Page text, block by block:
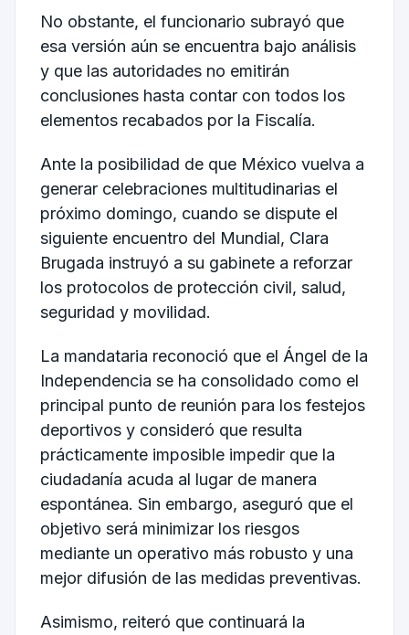
No obstante, el funcionario subrayó que
esa versión aún se encuentra bajo análisis
y que las autoridades no emitirán
conclusiones hasta contar con todos los
elementos recabados por la Fiscalía.
Ante la posibilidad de que México vuelva a
generar celebraciones multitudinarias el
próximo domingo, cuando se dispute el
siguiente encuentro del Mundial, Clara
Brugada instruyó a su gabinete a reforzar
los protocolos de protección civil, salud,
seguridad y movilidad.
La mandataria reconoció que el Ángel de la
Independencia se ha consolidado como el
principal punto de reunión para los festejos
deportivos y consideró que resulta
prácticamente imposible impedir que la
ciudadanía acuda al lugar de manera
espontánea. Sin embargo, aseguró que el
objetivo será minimizar los riesgos
mediante un operativo más robusto y una
mejor difusión de las medidas preventivas.
Asimismo, reiteró que continuará la